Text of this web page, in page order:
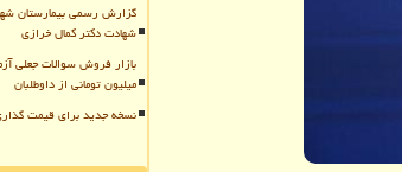
گزارش رسمی بیمارستان
شهادت دکتر کمال خرازی
میلیون تومانی از داوطلبان
نسخه جدید برای قیمت